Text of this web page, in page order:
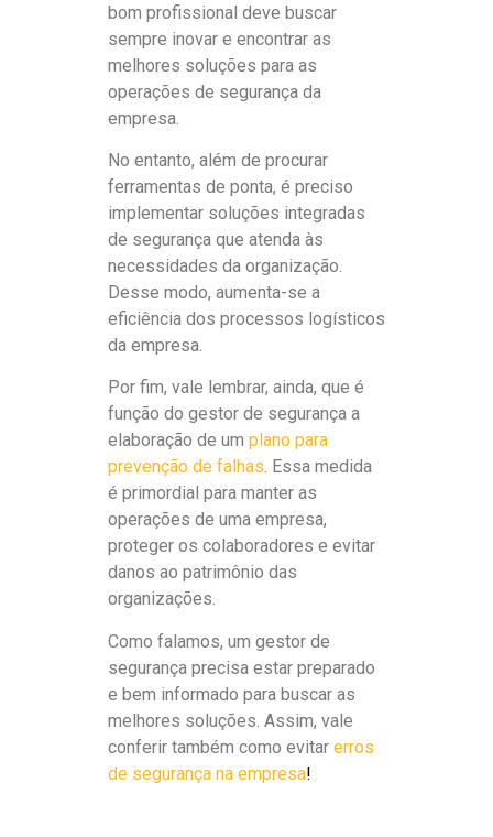
bom profissional deve buscar
sempre inovar e encontrar as
melhores soluções para as
operações de segurança da
empresa.
No entanto, além de procurar
ferramentas de ponta, é preciso
implementar soluções integradas
de segurança que atenda às
necessidades da organização.
Desse modo, aumenta-se a
eficiência dos processos logísticos
da empresa.
Por fim, vale lembrar, ainda, que é
função do gestor de segurança a
elaboração de um plano para
prevenção de falhas. Essa medida
é primordial para manter as
operações de uma empresa,
proteger os colaboradores e evitar
danos ao patrimônio das
organizações.
Como falamos, um gestor de
segurança precisa estar preparado
e bem informado para buscar as
melhores soluções. Assim, vale
conferir também como evitar erros
de segurança na empresa!